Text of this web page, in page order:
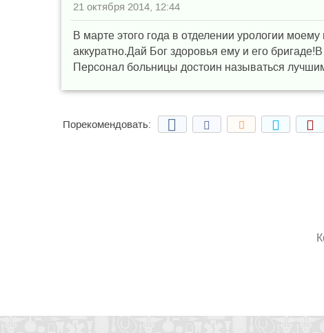
21 октября 2014, 12:44
В марте этого года в отделении урологии
аккуратно.Дай Бог здоровья ему и его
Персонал больницы достоин называться
Порекомендовать: